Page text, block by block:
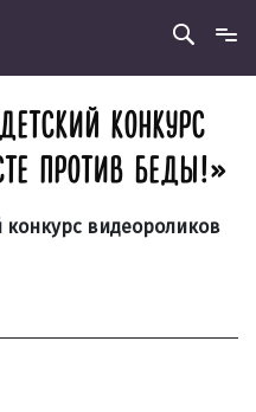
КОНКУРС
ПРОТИВ БЕДЫ!»
конкурс видеороликов